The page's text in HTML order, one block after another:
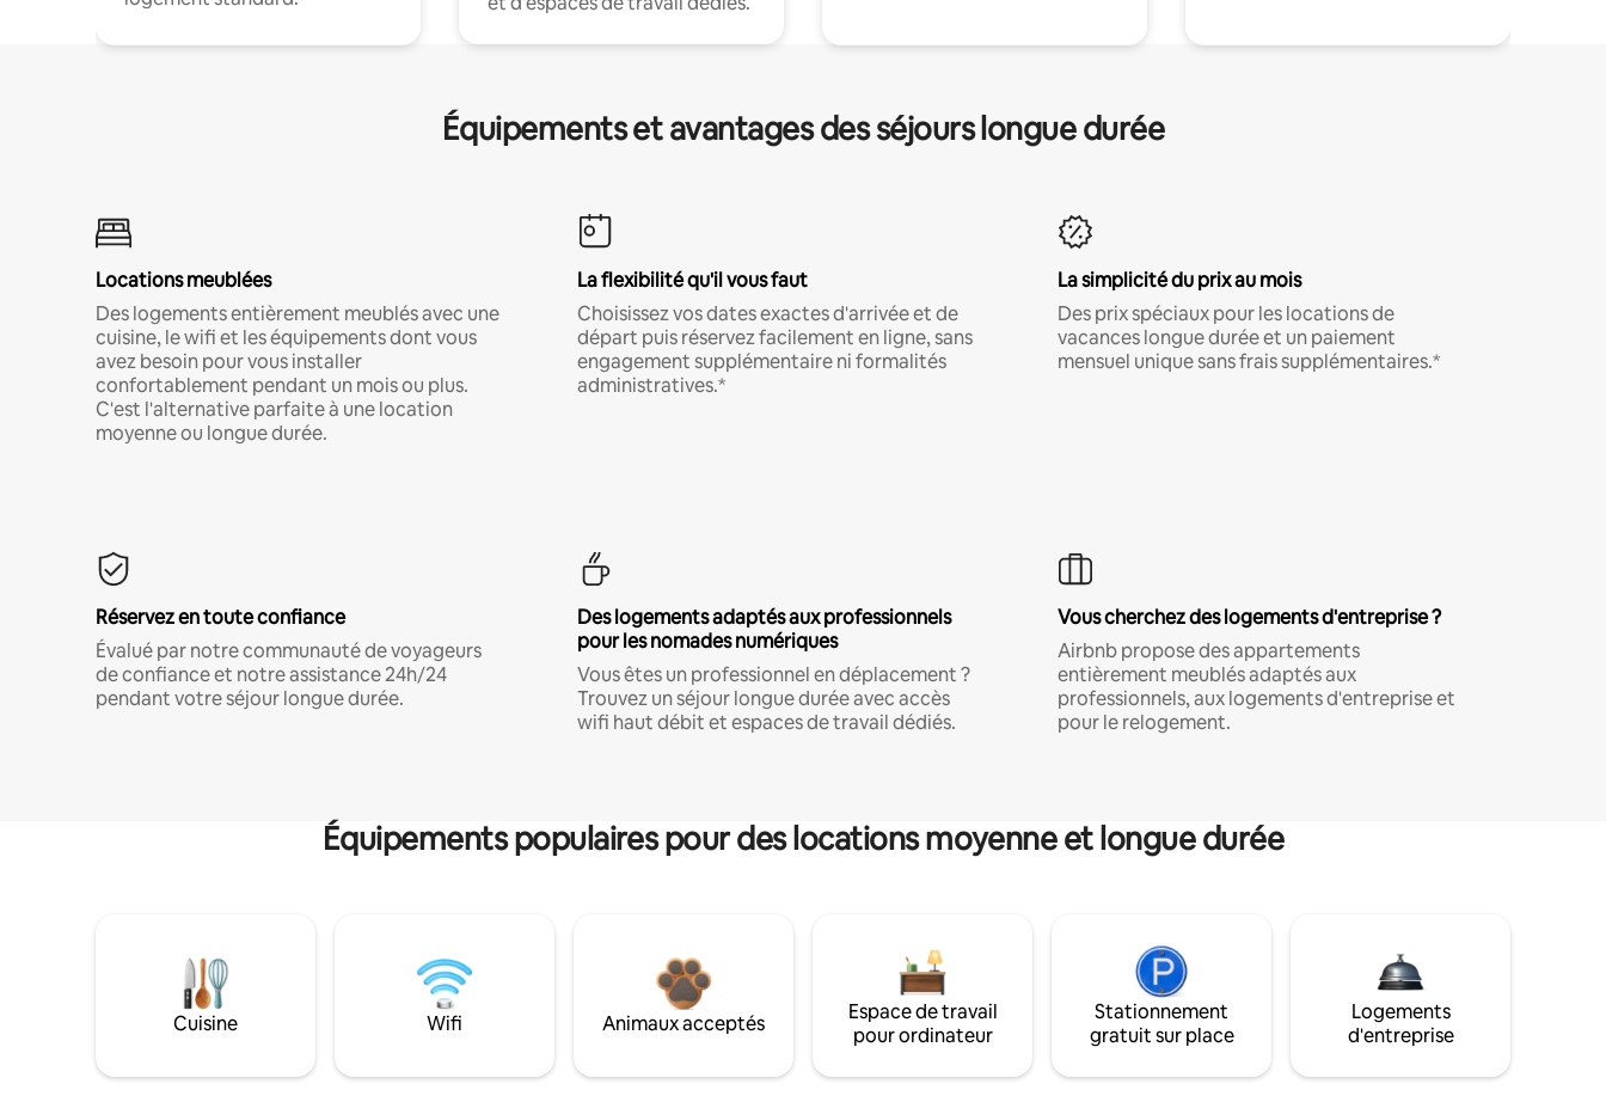
Équipements et avantages des séjours longue durée
Locations meublées
Des logements entièrement meublés avec une
cuisine, le wifi et les équipements dont vous
avez besoin pour vous installer
confortablement pendant un mois ou plus.
C'est l'alternative parfaite à une location
moyenne ou longue durée.
La flexibilité qu'il vous faut
Choisissez vos dates exactes d'arrivée et de
départ puis réservez facilement en ligne, sans
engagement supplémentaire ni formalités
administratives.*
La simplicité du prix au mois
Des prix spéciaux pour les locations de
vacances longue durée et un paiement
mensuel unique sans frais supplémentaires.*
Réservez en toute confiance
Évalué par notre communauté de voyageurs
de confiance et notre assistance 24h/24
pendant votre séjour longue durée.
Des logements adaptés aux professionnels
pour les nomades numériques
Vous êtes un professionnel en déplacement ?
Trouvez un séjour longue durée avec accès
wifi haut débit et espaces de travail dédiés.
Vous cherchez des logements d'entreprise ?
Airbnb propose des appartements
entièrement meublés adaptés aux
professionnels, aux logements d'entreprise et
pour le relogement.
Équipements populaires pour des locations moyenne et longue durée
Cuisine Wifi Animaux acceptés
Espace de travail
pour ordinateur
Stationnement
gratuit sur place
Logements
d'entreprise